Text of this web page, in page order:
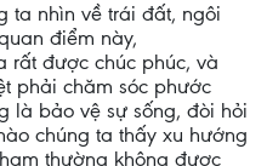
ta nhìn về trái đất, ngôi
điểm này,
rất được chúc phúc, và
phải chăm sóc phước
là bảo vệ sự sống, đòi hỏi
chúng ta thấy xu hướng
thường không được